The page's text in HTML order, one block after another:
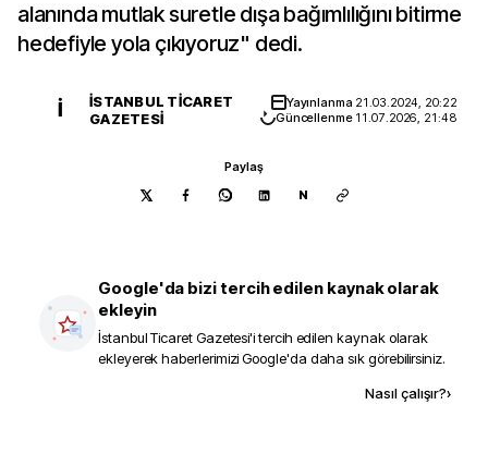
alanında mutlak suretle dışa bağımlılığını bitirme
hedefiyle yola çıkıyoruz" dedi.
İ
İSTANBUL TICARET
GAZETESI
Yayınlanma 21.03.2024, 20:22
Güncellenme 11.07.2026, 21:48
Paylaş
N
Google'da bizi tercih edilen kaynak olarak
ekleyin
İstanbul Ticaret Gazetesi'i tercih edilen kaynak olarak
ekleyerek haberlerimizi Google'da daha sık görebilirsiniz.
Nasıl çalışır?›